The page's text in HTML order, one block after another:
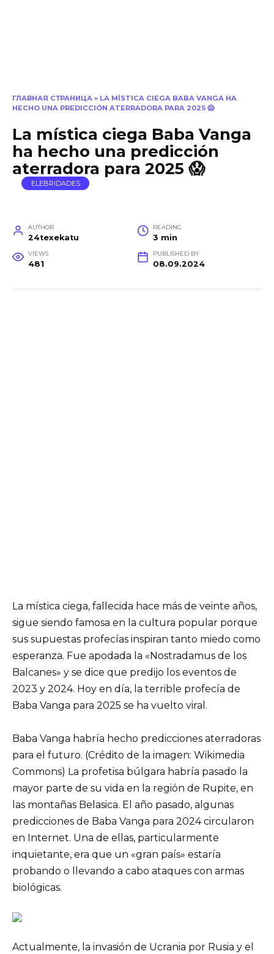
ГЛАВНАЯ СТРАНИЦА » LA MÍSTICA CIEGA BABA VANGA HA
HECHO UNA PREDICCIÓN ATERRADORA PARA 2025 😱
La mística ciega Baba Vanga
ha hecho una predicción
aterradora para 2025 😱
ELEBRIDADES
AUTHOR
24texekatu
READING
3 min
VIEWS
481
PUBLISHED BY
08.09.2024
La mística ciega, fallecida hace más de veinte años,
sigue siendo famosa en la cultura popular porque
sus supuestas profecías inspiran tanto miedo como
esperanza. Fue apodada la «Nostradamus de los
Balcanes» y se dice que predijo los eventos de
2023 y 2024. Hoy en día, la terrible profecía de
Baba Vanga para 2025 se ha vuelto viral.
Baba Vanga habría hecho predicciones aterradoras
para el futuro. (Crédito de la imagen: Wikimedia
Commons) La profetisa búlgara habría pasado la
mayor parte de su vida en la región de Rupite, en
las montañas Belasica. El año pasado, algunas
predicciones de Baba Vanga para 2024 circularon
en Internet. Una de ellas, particularmente
inquietante, era que un «gran país» estaría
probando o llevando a cabo ataques con armas
biológicas.
Actualmente, la invasión de Ucrania por Rusia y el